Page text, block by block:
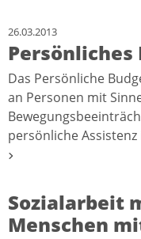
26.03.2013
Persönliches
Das Persönliche
an Personen mit
persönliche
Sozialarbeit
Menschen